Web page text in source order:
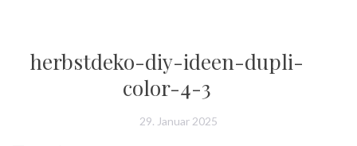
herbstdeko-diy-ideen-dupli-
color-4-3
29. Januar 2025